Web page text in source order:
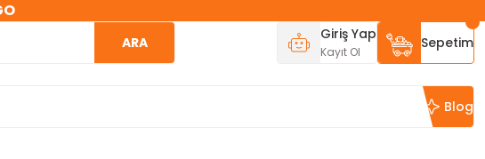
ARA Giriş Yap
Kayıt Ol
Sepetim
Blog